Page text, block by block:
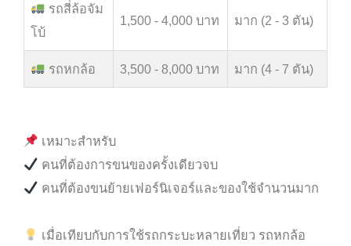
รถสี่ล้อจัม
โบ้
1,500 - 4,000 บาท มาก (2 - 3 ตัน)
รถหกล้อ 3,500 - 8,000 บาท มาก (4 - 7 ตัน)
เหมาะสำหรับ
คนที่ต้องการขนของครั้งเดียวจบ
คนที่ต้องขนย้ายเฟอร์นิเจอร์และของใช้จำนวนมาก
เมื่อเทียบกับการใช้รถกระบะหลายเที่ยว รถหกล้อ